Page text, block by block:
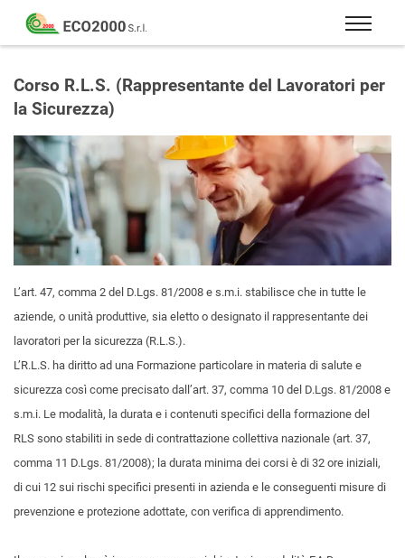
Eco
2000
Formazione
consulenza
per
la
sicurezza
lavoro
–
D.Lgs
Corso R.L.S. (Rappresentante del Lavoratori per
la Sicurezza)
L’art. 47, comma 2 del D.Lgs. 81/2008 e s.m.i. stabilisce che in tutte le
aziende, o unità produttive, sia eletto o designato il rappresentante dei
lavoratori per la sicurezza (R.L.S.).
L’R.L.S. ha diritto ad una Formazione particolare in materia di salute e
sicurezza così come precisato dall’art. 37, comma 10 del D.Lgs. 81/2008 e
s.m.i. Le modalità, la durata e i contenuti specifici della formazione del
RLS sono stabiliti in sede di contrattazione collettiva nazionale (art. 37,
comma 11 D.Lgs. 81/2008); la durata minima dei corsi è di 32 ore iniziali,
di cui 12 sui rischi specifici presenti in azienda e le conseguenti misure di
prevenzione e protezione adottate, con verifica di apprendimento.